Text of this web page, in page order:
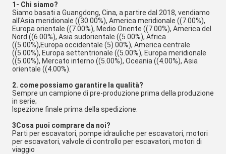
1- Chi siamo?
Siamo basati a Guangdong, Cina, a partire dal 2018, vendiamo
all'Asia meridionale ((30.00%), America meridionale ((7.00%),
Europa orientale ((7.00%), Medio Oriente ((7.00%), America del
Nord ((6.00%), Asia sudorientale ((5.00%), Africa
((5.00%),Europa occidentale (5).00%), America centrale
((5.00%), Europa settentrionale ((5.00%), Europa meridionale
((5.00%), Mercato interno ((5.00%), Oceania ((4.00%), Asia
orientale ((4.00%).
2. come possiamo garantire la qualità?
Sempre un campione di pre-produzione prima della produzione
in serie;
Ispezione finale prima della spedizione.
3Cosa puoi comprare da noi?
Parti per escavatori, pompe idrauliche per escavatori, motori
per escavatori, valvole di controllo per escavatori, motori di
viaggio